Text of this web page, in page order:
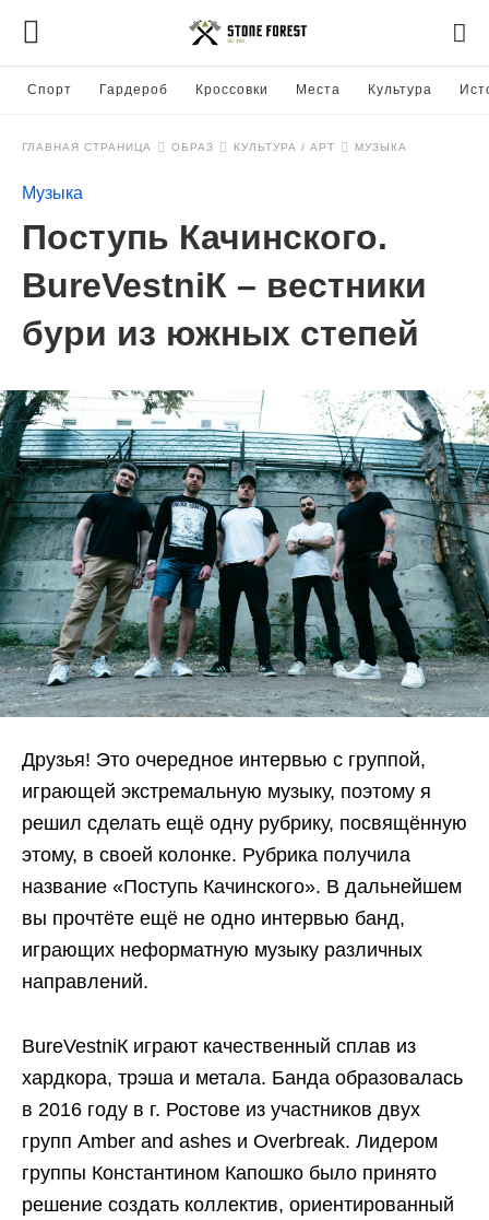
Спорт Гардероб Кроссовки Места Культура
ГЛАВНАЯ СТРАНИЦА ОБРАЗ КУЛЬТУРА / АРТ МУЗЫКА
Музыка
Поступь Качинского.
BureVestniК – вестники
бури из южных степей
Друзья! Это очередное интервью с группой,
играющей экстремальную музыку, поэтому я
решил сделать ещё одну рубрику, посвящённую
этому, в своей колонке. Рубрика получила
название «Поступь Качинского». В дальнейшем
вы прочтёте ещё не одно интервью банд,
играющих неформатную музыку различных
направлений.
BureVestniК играют качественный сплав из
хардкора, трэша и метала. Банда образовалась
в 2016 году в г. Ростове из участников двух
групп Аmber and ashes и Overbreak. Лидером
группы Константином Капошко было принято
решение создать коллектив, ориентированный